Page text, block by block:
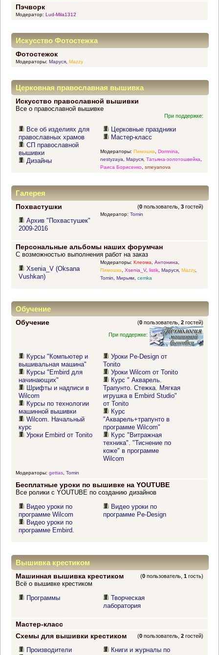
Пэчворк
Модератор: Lud-Mila1312
Искусство Фотостежка
Фотостежок
Модераторы: Маруся, Mazzy
Церковная православная вышивка
Искусство православной вышивки
Все о православной вышивке
При поддержке:
Все об изделиях для
православных храмов
СП православной
вышивки
Дизайны
Церковные праздники
Мастер-класс
Модераторы: Пимошка Domnina
nestyzaya
Маруся, Татьяна-золотошвейка
Раиса Борисенко, smeyanova
Галерея
Похвастушки (0 пользователь,3 гостей)
Архив "Похвастушек"
2009-2016
Модератор: Tomin
Персональные альбомы наших форумчан
С возможностью выполнения работ на заказ
Xsenia_V (Oksana
Vushkan)
Модераторы: Клеома, Антонина,
Пимошка, Xsenia_V, listik, Маруся, Mazzy,
Tomin, Мирьям, cemka
Обучение
Обучение (0 пользователь,2 гостей)
При поддержке:
Курсы "Компьютер и
вышивальная машина"
Курсы "Embird для
начинающих"
Шрифты и надписи в
Wilcom
Курсы по технологии
машинной вышивки
Wilcom. Начальный
курс
Уроки Embird от Tonito
Уроки Pe-Design от
Tonito
Уроки Wilcom от Tonito
Курс " Акварель.
Трапунто. Стежка. Мягкая
игрушка в Embird Studio"
от Tonito
Курс
"Акварель+трапунто в
программе Wilcom"
Курс "Витражная
техника". "Тиснение по
коже" в программе
Wilcom
Модераторы: gettas, Tomin
Бесплатные уроки по вышивке на YOUTUBE
Все ролики с YOUTUBE по созданию дизайнов
Видео уроки по
программе Wilcom
Видео уроки по
программе Embird.
Видео уроки по
программе Pe-Design
Вышивка крестиком
Машинная вышивка крестиком (0 пользователь,1 гость)
Всё о вышивке крестиком
Программы
Творческая
лаборатория
Мастер-класс
Схемы для вышивки крестиком
(0 пользователь,2 гостей)
Производители
Книги и журналы по